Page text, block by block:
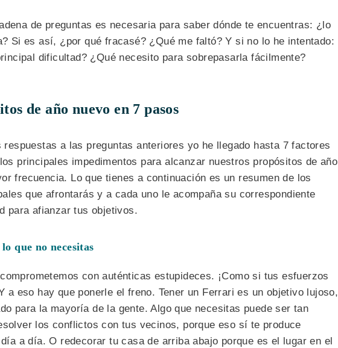
de preguntas es necesaria para saber dónde te encuentras: ¿lo
Si es así, ¿por qué fracasé? ¿Qué me faltó? Y si no lo he intentado:
dificultad? ¿Qué necesito para sobrepasarla fácilmente?
de año nuevo en 7 pasos
respuestas a las preguntas anteriores yo he llegado hasta 7 factores
principales impedimentos para alcanzar nuestros propósitos de año
frecuencia. Lo que tienes a continuación es un resumen de los
que afrontarás y a cada uno le acompaña su correspondiente
para afianzar tus objetivos.
que no necesitas
con auténticas estupideces. ¡Como si tus esfuerzos
a eso hay que ponerle el freno. Tener un Ferrari es un objetivo lujoso,
para la mayoría de la gente. Algo que necesitas puede ser tan
los conflictos con tus vecinos, porque eso sí te produce
a día. O redecorar tu casa de arriba abajo porque es el lugar en el